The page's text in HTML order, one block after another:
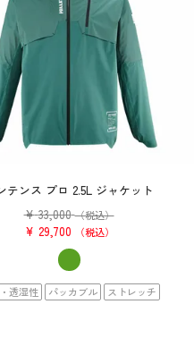
テンス プロ 2.5L ジャケット
¥ 33,000 （税込）
¥ 29,700 税込
透湿性 パッカブル ストレッチ